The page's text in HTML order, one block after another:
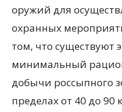
оружий для
охранных
том, что существуют
минимальный
добычи россыпного
пределах от 40 до 90